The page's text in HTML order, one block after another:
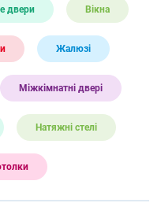
двери Вікна
Жалюзі
Міжкімнатні двері
Натяжні стелі